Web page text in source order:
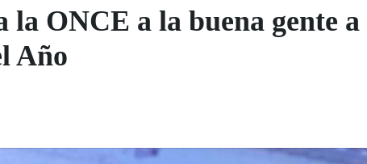
la ONCE a la buena gente
Año